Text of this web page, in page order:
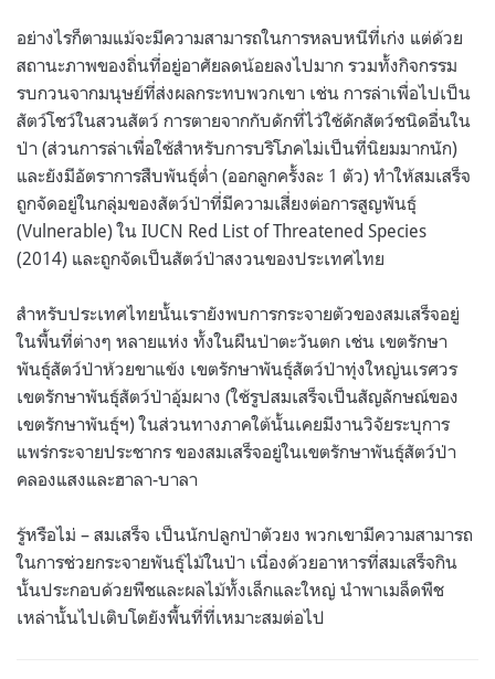
อย่างไรก็ตามแม้จะมีความสามารถในการหลบหนีที่เก่ง แต่ด้วย
สถานะภาพของถิ่นที่อยู่อาศัยลดน้อยลงไปมาก รวมทั้งกิจกรรม
รบกวนจากมนุษย์ที่ส่งผลกระทบพวกเขา เช่น การล่าเพื่อไปเป็น
สัตว์โชว์ในสวนสัตว์ การตายจากกับดักที่ไว้ใช้ดักสัตว์ชนิดอื่นใน
ป่า (ส่วนการล่าเพื่อใช้สำหรับการบริโภคไม่เป็นที่นิยมมากนัก)
และยังมีอัตราการสืบพันธุ์ต่ำ (ออกลูกครั้งละ 1 ตัว) ทำให้สมเสร็จ
ถูกจัดอยู่ในกลุ่มของสัตว์ป่าที่มีความเสี่ยงต่อการสูญพันธุ์
(Vulnerable) ใน IUCN Red List of Threatened Species
(2014) และถูกจัดเป็นสัตว์ป่าสงวนของประเทศไทย
สำหรับประเทศไทยนั้นเรายังพบการกระจายตัวของสมเสร็จอยู่
ในพื้นที่ต่างๆ หลายแห่ง ทั้งในผืนป่าตะวันตก เช่น เขตรักษา
พันธุ์สัตว์ป่าห้วยขาแข้ง เขตรักษาพันธุ์สัตว์ป่าทุ่งใหญ่นเรศวร
เขตรักษาพันธุ์สัตว์ป่าอุ้มผาง (ใช้รูปสมเสร็จเป็นสัญลักษณ์ของ
เขตรักษาพันธุ์ฯ) ในส่วนทางภาคใต้นั้นเคยมีงานวิจัยระบุการ
แพร่กระจายประชากร ของสมเสร็จอยู่ในเขตรักษาพันธุ์สัตว์ป่า
คลองแสงและฮาลา-บาลา
รู้หรือไม่ – สมเสร็จ เป็นนักปลูกป่าตัวยง พวกเขามีความสามารถ
ในการช่วยกระจายพันธุ์ไม้ในป่า เนื่องด้วยอาหารที่สมเสร็จกิน
นั้นประกอบด้วยพืชและผลไม้ทั้งเล็กและใหญ่ นำพาเมล็ดพืช
เหล่านั้นไปเติบโตยังพื้นที่ที่เหมาะสมต่อไป